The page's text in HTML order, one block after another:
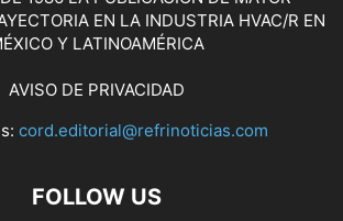
EN LA INDUSTRIA HVAC/R EN
Y LATINOAMÉRICA
AVISO DE PRIVACIDAD
cord.editorial@refrinoticias.com
FOLLOW US